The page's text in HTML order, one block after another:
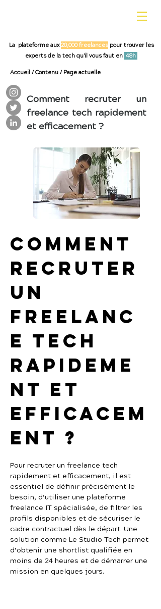
La plateforme aux20,000 freelancespour trouver les
experts de la tech qu'il vous faut en 48h
Accueil / Contenu / Page actuelle
Comment recruter un
freelance tech rapidement
et efficacement ?
Comment
recruter
un
freelanc
e tech
rapideme
nt et
efficacem
ent ?
Pour recruter un freelance tech
rapidement et efficacement, il est
essentiel de définir précisément le
besoin, d’utiliser une plateforme
freelance IT spécialisée, de filtrer les
profils disponibles et de sécuriser le
cadre contractuel dès le départ. Une
solution comme Le Studio Tech permet
d’obtenir une shortlist qualifiée en
moins de 24 heures et de démarrer une
mission en quelques jours.